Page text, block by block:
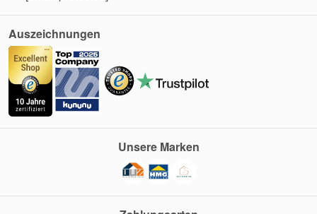
Auszeichnungen
Unsere Marken